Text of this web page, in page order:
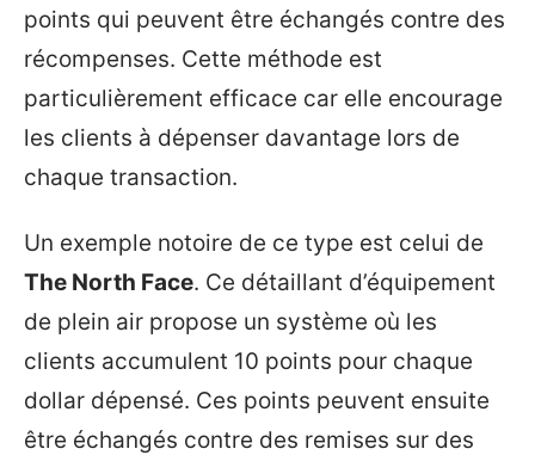
points qui peuvent être échangés contre des
récompenses. Cette méthode est
particulièrement efficace car elle encourage
les clients à dépenser davantage lors de
chaque transaction.
Un exemple notoire de ce type est celui de
The North Face. Ce détaillant d’équipement
de plein air propose un système où les
clients accumulent 10 points pour chaque
dollar dépensé. Ces points peuvent ensuite
être échangés contre des remises sur des